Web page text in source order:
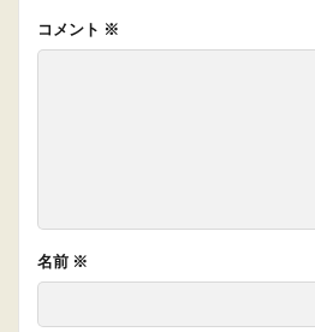
コメント ※
名前 ※